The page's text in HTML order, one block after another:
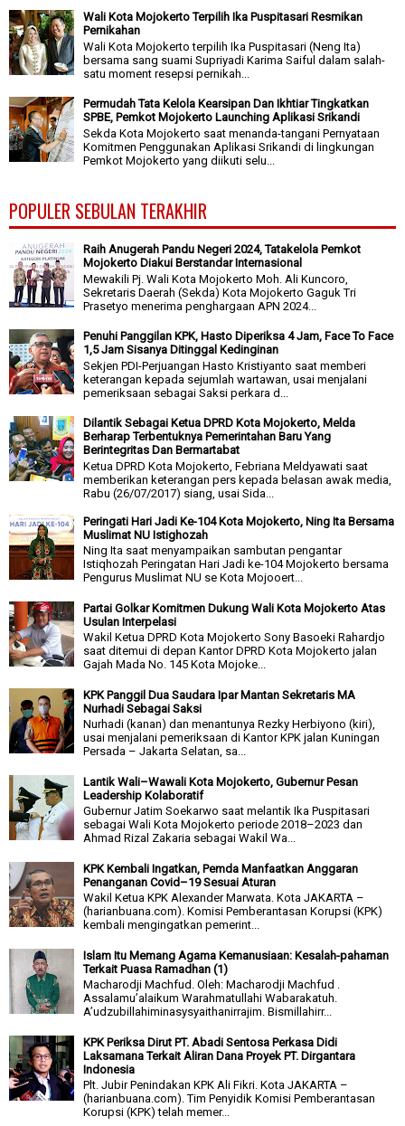
Wali Kota Mojokerto Terpilih Ika Puspitasari Resmikan
Pernikahan
Wali Kota Mojokerto terpilih Ika Puspitasari (Neng Ita)
bersama sang suami Supriyadi Karima Saiful dalam salah-
satu moment resepsi pernikah...
Permudah Tata Kelola Kearsipan Dan Ikhtiar Tingkatkan
SPBE, Pemkot Mojokerto Launching Aplikasi Srikandi
Sekda Kota Mojokerto saat menanda-tangani Pernyataan
Komitmen Penggunakan Aplikasi Srikandi di lingkungan
Pemkot Mojokerto yang diikuti selu...
POPULER SEBULAN TERAKHIR
Raih Anugerah Pandu Negeri 2024, Tatakelola Pemkot
Mojokerto Diakui Berstandar Internasional
Mewakili Pj. Wali Kota Mojokerto Moh. Ali Kuncoro,
Sekretaris Daerah (Sekda) Kota Mojokerto Gaguk Tri
Prasetyo menerima penghargaan APN 2024...
Penuhi Panggilan KPK, Hasto Diperiksa 4 Jam, Face To Face
1,5 Jam Sisanya Ditinggal Kedinginan
Sekjen PDI-Perjuangan Hasto Kristiyanto saat memberi
keterangan kepada sejumlah wartawan, usai menjalani
pemeriksaan sebagai Saksi perkara d...
Dilantik Sebagai Ketua DPRD Kota Mojokerto, Melda
Berharap Terbentuknya Pemerintahan Baru Yang
Berintegritas Dan Bermartabat
Ketua DPRD Kota Mojokerto, Febriana Meldyawati saat
memberikan keterangan pers kepada belasan awak media,
Rabu (26/07/2017) siang, usai Sida...
Peringati Hari Jadi Ke-104 Kota Mojokerto, Ning Ita Bersama
Muslimat NU Istighozah
Ning Ita saat menyampaikan sambutan pengantar
Istiqhozah Peringatan Hari Jadi ke-104 Mojokerto bersama
Pengurus Muslimat NU se Kota Mojooert...
Partai Golkar Komitmen Dukung Wali Kota Mojokerto Atas
Usulan Interpelasi
Wakil Ketua DPRD Kota Mojokerto Sony Basoeki Rahardjo
saat ditemui di depan Kantor DPRD Kota Mojokerto jalan
Gajah Mada No. 145 Kota Mojoke...
KPK Panggil Dua Saudara Ipar Mantan Sekretaris MA
Nurhadi Sebagai Saksi
Nurhadi (kanan) dan menantunya Rezky Herbiyono (kiri),
usai menjalani pemeriksaan di Kantor KPK jalan Kuningan
Persada – Jakarta Selatan, sa...
Lantik Wali–Wawali Kota Mojokerto, Gubernur Pesan
Leadership Kolaboratif
Gubernur Jatim Soekarwo saat melantik Ika Puspitasari
sebagai Wali Kota Mojokerto periode 2018–2023 dan
Ahmad Rizal Zakaria sebagai Wakil Wa...
KPK Kembali Ingatkan, Pemda Manfaatkan Anggaran
Penanganan Covid–19 Sesuai Aturan
Wakil Ketua KPK Alexander Marwata. Kota JAKARTA –
(harianbuana.com). Komisi Pemberantasan Korupsi (KPK)
kembali mengingatkan pemerint...
Islam Itu Memang Agama Kemanusiaan: Kesalah-pahaman
Terkait Puasa Ramadhan (1)
Macharodji Machfud. Oleh: Macharodji Machfud .
Assalamu’alaikum Warahmatullahi Wabarakatuh.
A’udzubillahiminasysyaithanirrajim. Bismillahirr...
KPK Periksa Dirut PT. Abadi Sentosa Perkasa Didi
Laksamana Terkait Aliran Dana Proyek PT. Dirgantara
Indonesia
Plt. Jubir Penindakan KPK Ali Fikri. Kota JAKARTA –
(harianbuana.com). Tim Penyidik Komisi Pemberantasan
Korupsi (KPK) telah memer...